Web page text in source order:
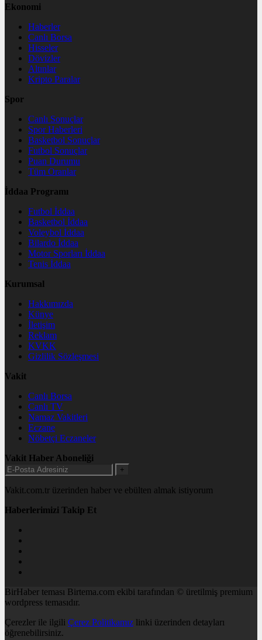
Ekonomi
Haberler
Canlı Borsa
Hisseler
Dövizler
Altınlar
Kripto Paralar
Spor
Canlı Sonuçlar
Spor Haberleri
Basketbol Sonuçlar
Futbol Sonuçlar
Puan Durumu
Tüm Oranlar
İddaa Programı
Futbol İddaa
Basketbol İddaa
Voleybol İddaa
Bilardo İddaa
Motor Sporları İddaa
Tenis İddaa
Kurumsal
Hakkımızda
Künye
İletişim
Reklam
KVKK
Gizlilik Sözleşmesi
Vakit
Canlı Borsa
Canlı TV
Namaz Vakitleri
Eczane
Nöbetçi Eczaneler
Vakit Haber Aboneliği
+
Vakit.com.tr üzerinden haber ve ebülten almak istiyorum
Haberlerimizi Takip Et
BirHaber teması Birtema.com ekibi tarafından © üretilmiş premium
wordpress temasıdır.
Çerezler ile ilgili Çerez Politikamız linki üzerinden detayları
öğrenebilirsiniz.